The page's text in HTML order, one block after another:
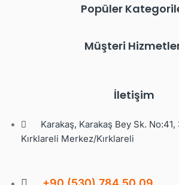
Popüler
Müşteri
İletişim
Karakaş, Karakaş Bey Sk.
Kırklareli Merkez/Kırklareli